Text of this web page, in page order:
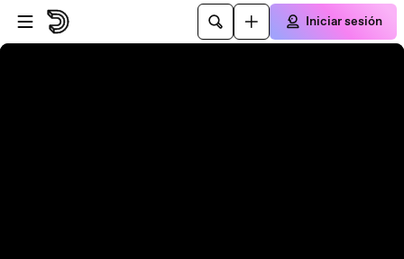
Saltar al reproductor
Saltar al contenido principal
Iniciar sesión